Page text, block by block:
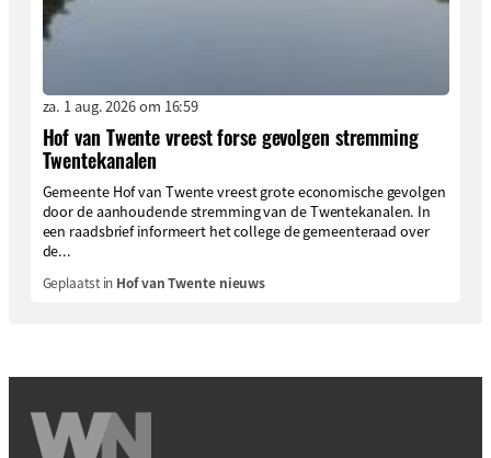
za. 1 aug. 2026 om 16:59
Hof van Twente vreest forse gevolgen stremming
Twentekanalen
Gemeente Hof van Twente vreest grote economische gevolgen
door de aanhoudende stremming van de Twentekanalen. In
een raadsbrief informeert het college de gemeenteraad over
de...
Geplaatst in Hof van Twente nieuws